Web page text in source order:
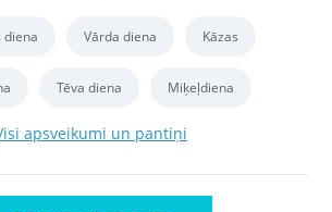
diena Vārda diena Kāzas
Tēva diena Miķeļdiena
apsveikumi un pantiņi